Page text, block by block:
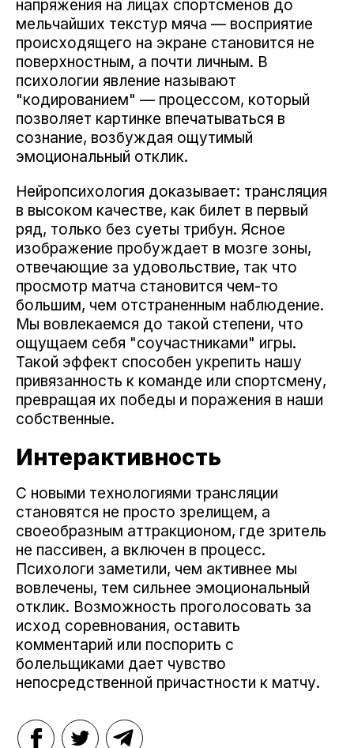
напряжения на лицах спортсменов до
мельчайших текстур мяча — восприятие
происходящего на экране становится не
поверхностным, а почти личным. В
психологии явление называют
"кодированием" — процессом, который
позволяет картинке впечатываться в
сознание, возбуждая ощутимый
эмоциональный отклик.
Нейропсихология доказывает: трансляция
в высоком качестве, как билет в первый
ряд, только без суеты трибун. Ясное
изображение пробуждает в мозге зоны,
отвечающие за удовольствие, так что
просмотр матча становится чем-то
большим, чем отстраненным наблюдение.
Мы вовлекаемся до такой степени, что
ощущаем себя "соучастниками" игры.
Такой эффект способен укрепить нашу
привязанность к команде или спортсмену,
превращая их победы и поражения в наши
собственные.
Интерактивность
С новыми технологиями трансляции
становятся не просто зрелищем, а
своеобразным аттракционом, где зритель
не пассивен, а включен в процесс.
Психологи заметили, чем активнее мы
вовлечены, тем сильнее эмоциональный
отклик. Возможность проголосовать за
исход соревнования, оставить
комментарий или поспорить с
болельщиками дает чувство
непосредственной причастности к матчу.